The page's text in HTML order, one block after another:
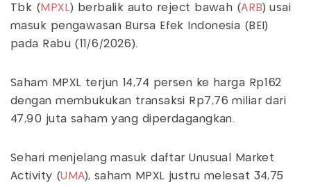
Tbk ( MPXL) berbalik auto reject bawah (ARB) usai
masuk pengawasan Bursa Efek Indonesia (BEI)
pada Rabu (11/6/2026).
Saham MPXL terjun 14,74 persen ke harga Rp162
dengan membukukan transaksi Rp7,76 miliar dari
47,90 juta saham yang diperdagangkan.
Sehari menjelang masuk daftar Unusual Market
Activity (UMA), saham MPXL justru melesat 34,75